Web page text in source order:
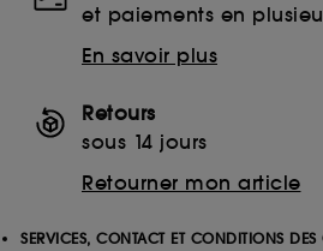
et paiements en
En savoir plus
Retours
sous 14 jours
Retourner mon article
SERVICES, CONTACT ET CONDITIONS DES